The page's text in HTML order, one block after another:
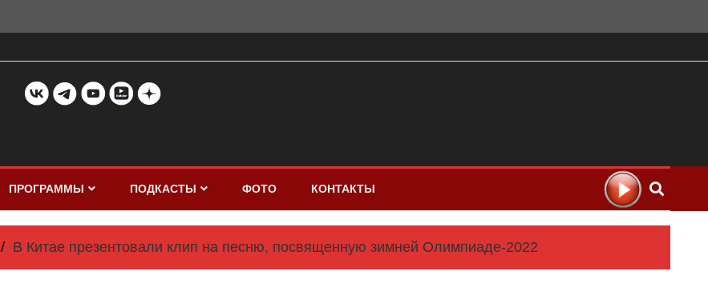
ПРОГРАММЫ ПОДКАСТЫ ФОТО КОНТАКТЫ
В Китае презентовали клип на песню, посвященную зимней Олимпиаде-2022